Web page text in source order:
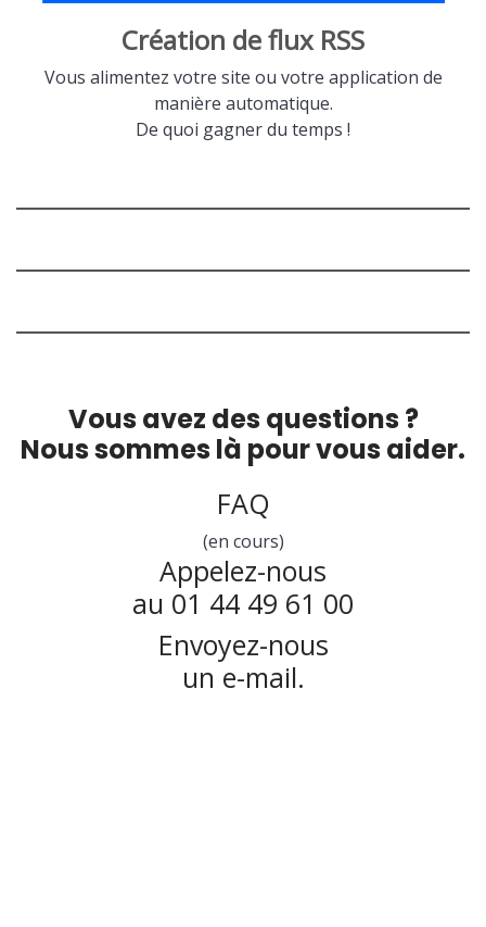
Création de flux RSS
Vous alimentez votre site ou votre application de
manière automatique.
De quoi gagner du temps !
Vous avez des questions ?
Nous sommes là pour vous aider.
FAQ
(en cours)
Appelez-nous
au 01 44 49 61 00
Envoyez-nous
un e-mail.